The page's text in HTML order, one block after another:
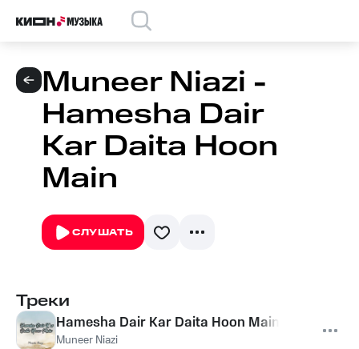
Muneer Niazi -
Hamesha Dair
Kar Daita Hoon
Main
СЛУШАТЬ
Треки
Hamesha Dair Kar Daita Hoon Main
Muneer Niazi